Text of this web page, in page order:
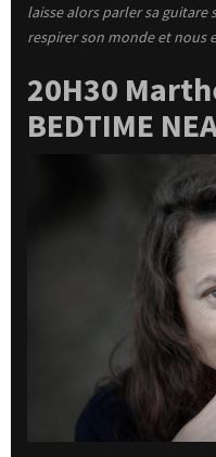
laisse alors parler sa
respirer son monde et nous
20H30
BEDTIME